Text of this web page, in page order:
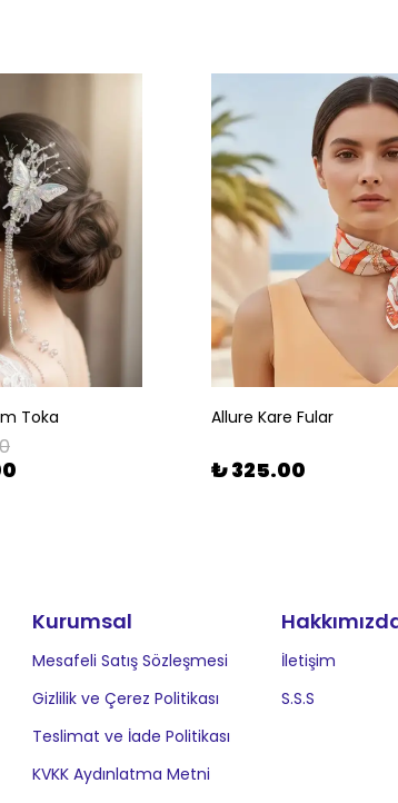
Toka Allure Kare Fular
₺ 325.00
Kurumsal
Mesafeli Satış Sözleşmesi
Gizlilik ve Çerez Politikası
Teslimat ve İade Politikası
KVKK Aydınlatma Metni
İletişim
S.S.S